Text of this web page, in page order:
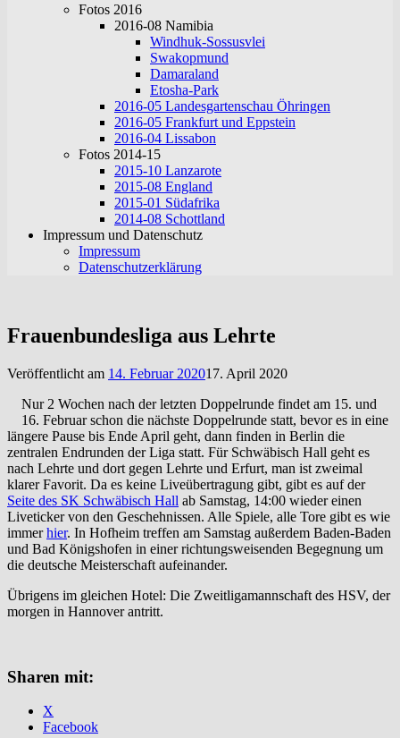
Fotos 2016
2016-08 Namibia
Windhuk-Sossusvlei
Swakopmund
Damaraland
Etosha-Park
2016-05 Landesgartenschau Öhringen
2016-05 Frankfurt und Eppstein
2016-04 Lissabon
Fotos 2014-15
2015-10 Lanzarote
2015-08 England
2015-01 Südafrika
2014-08 Schottland
Impressum und Datenschutz
Impressum
Datenschutzerklärung
Frauenbundesliga aus Lehrte
Veröffentlicht am 14. Februar 202017. April 2020
Nur 2 Wochen nach der letzten Doppelrunde findet am 15. und
16. Februar schon die nächste Doppelrunde statt, bevor es in eine
längere Pause bis Ende April geht, dann finden in Berlin die
zentralen Endrunden der Liga statt. Für Schwäbisch Hall geht es
nach Lehrte und dort gegen Lehrte und Erfurt, man ist zweimal
klarer Favorit. Da es keine Liveübertragung gibt, gibt es auf der
Seite des SK Schwäbisch Hall ab Samstag, 14:00 wieder einen
Liveticker von den Geschehnissen. Alle Spiele, alle Tore gibt es wie
immerhier. In Hofheim treffen am Samstag außerdem Baden-Baden
und Bad Königshofen in einer richtungsweisenden Begegnung um
die deutsche Meisterschaft aufeinander.
Übrigens im gleichen Hotel: Die Zweitligamannschaft des HSV, der
morgen in Hannover antritt.
Sharen mit:
X
Facebook